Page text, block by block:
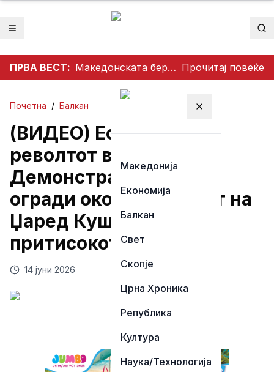
Отвори мени
ПРВА ВЕСТ: Македонската берза во благ пораст: МБИ10 порасна за 0,08 отсто, најтргувани акциите на Комерцијална банка Прочитај повеќе
Затвори мени
Македонија
Економија
Балкан
Свет
Скопје
Црна Хроника
Република
Култура
Наука/Технологија
Почетна / Балкан
(ВИДЕО) Ескалира
револтот во Албанија:
Демонстранти урнаа
огради околу проектот на
Џаред Кушнер, расте
притисокот врз Рама
14 јуни 2026